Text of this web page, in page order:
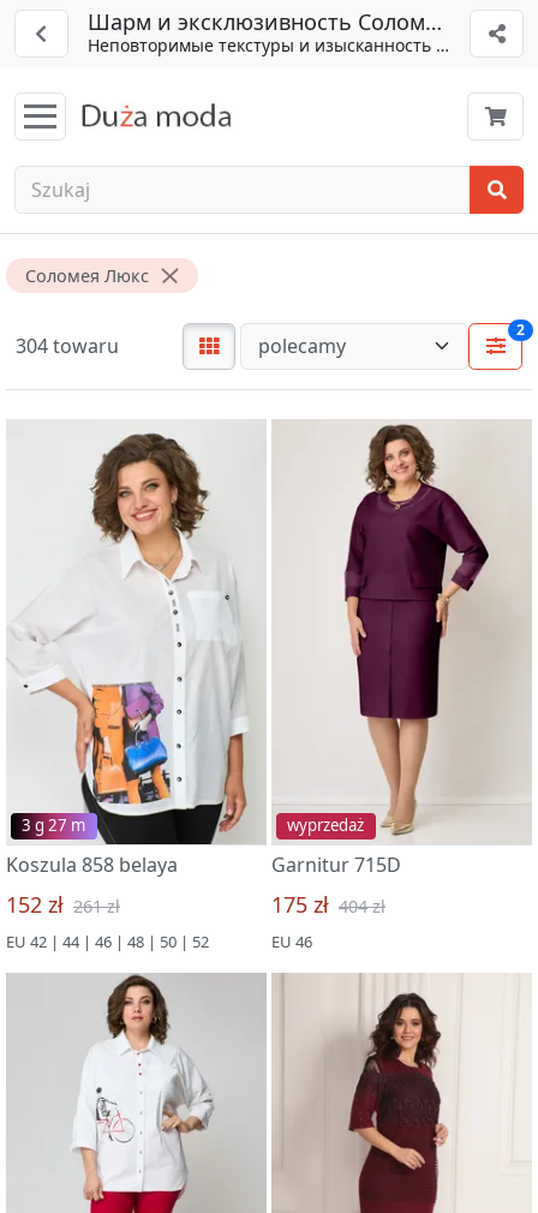
Шарм и эксклюзивность Соломея Люкс
Неповторимые текстуры и изысканность линий
Соломея Люкс
304 towaru
2
3 g 27 m
Koszula 858 belaya
152 zł 261 zł
EU 42 | 44 | 46 | 48 | 50 | 52
wyprzedaż
Garnitur 715D
175 zł 404 zł
EU 46